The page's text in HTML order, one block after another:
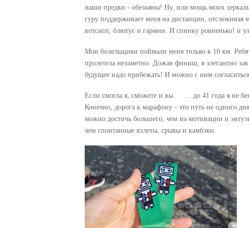
наши предки - обезьяны! Ну, или мощь моих
гуру поддерживает меня на дистанции, отслеживая
вотсапп, блютус и гармин. И спинку ровненько! и
Мои болельщики поймали меня только к 10 км.
пролетела незаметно. Дожав финиш, я элегантно
будущее надо прибежать! И можно с ним
Если смогла я, сможете и вы. ... до 41 года я не
Конечно, дорога к марафону - это путь не одного
можно достичь большего, чем на мотивации и
чем спонтанные взлеты, срывы и камбэки.